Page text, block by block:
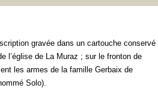
gravée dans un cartouche conservé
l’église de La Muraz ; sur le fronton de
les armes de la famille Gerbaix de
Solo).